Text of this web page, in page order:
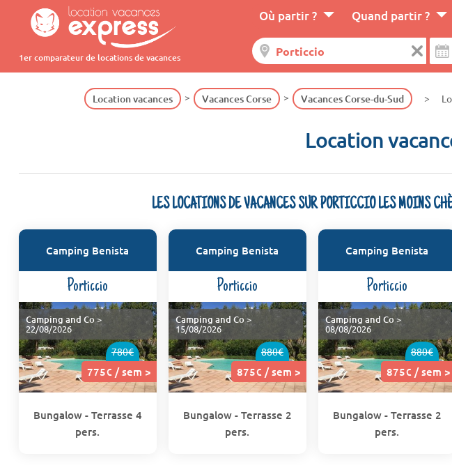
1er comparateur de locations de vacances
Où partir ? Quand partir ?
Location vacances Vacances Corse Vacances Corse-du-Sud
Location
LES LOCATIONS DE VACANCES SUR PORTICCIO LES MOINS
Camping Benista
Porticcio
780€
775€ / sem >
Camping and Co >
22/08/2026
Bungalow - Terrasse 4
pers.
Camping Benista
Porticcio
880€
875€ / sem >
Camping and Co >
15/08/2026
Bungalow - Terrasse 2
pers.
Camping Benista
Porticcio
880€
875€ / sem >
Camping and Co >
08/08/2026
Bungalow - Terrasse 2
pers.